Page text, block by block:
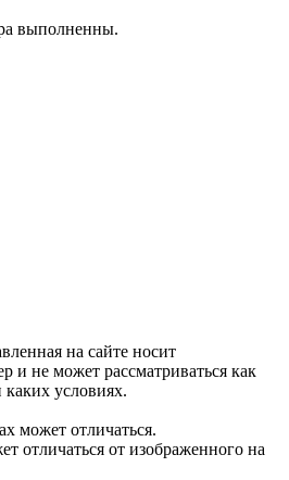
выполненны.
на сайте носит
и не может рассматриваться как
условиях.
может отличаться.
отличаться от изображенного на